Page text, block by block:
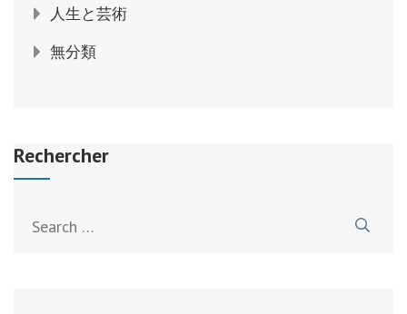
人生と芸術
無分類
Rechercher